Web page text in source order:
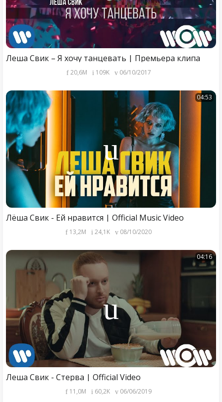
Леша Свик – Я хочу танцевать | Премьера клипа
20,6M 109K 06/10/2017
04:53
Лёша Свик - Ей нравится | Official Music Video
13,2M 24,1K 08/10/2020
04:16
Леша Свик - Стерва | Official Video
11,0M 60,2K 06/06/2019